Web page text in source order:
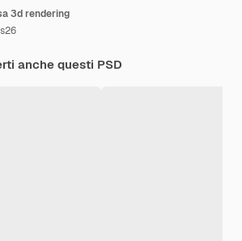
3d rendering
anche questi PSD